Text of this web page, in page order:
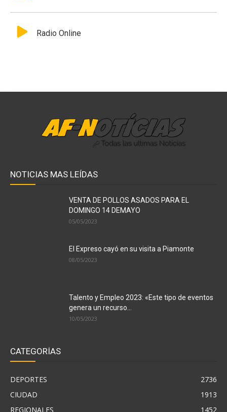
Radio Online
NOTICIAS MAS LEÍDAS
VENTA DE POLLOS ASADOS PARA EL
DOMINGO 14 DEMAYO
05/05/2023
El Expreso cayó en su visita a Piamonte
08/05/2023
Talento y Empleo 2023: «Este tipo de eventos
genera un recurso...
10/05/2023
CATEGORÍAS
DEPORTES
2736
CIUDAD
1913
REGIONALES
1452